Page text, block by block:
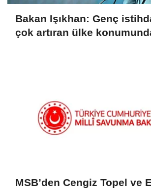
Bakan Işıkhan: Genç
çok artıran ülke
MSB’den Cengiz Topel ve